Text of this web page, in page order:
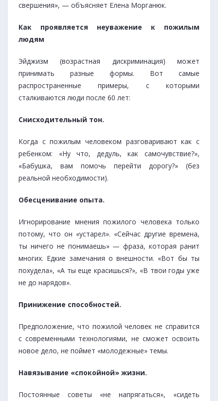
свершения», — объясняет Елена Морганюк.
Как проявляется неуважение к пожилым
людям
Эйджизм (возрастная дискриминация) может
принимать разные формы. Вот самые
распространенные примеры, с которыми
сталкиваются люди после 60 лет:
Снисходительный тон.
Когда с пожилым человеком разговаривают как с
ребенком: «Ну что, дедуль, как самочувствие?»,
«Бабушка, вам помочь перейти дорогу?» (без
реальной необходимости).
Обесценивание опыта.
Игнорирование мнения пожилого человека только
потому, что он «устарел». «Сейчас другие времена,
ты ничего не понимаешь» — фраза, которая ранит
многих. Едкие замечания о внешности. «Вот бы ты
похудела», «А ты еще красишься?», «В твои годы уже
не до нарядов».
Принижение способностей.
Предположение, что пожилой человек не справится
с современными технологиями, не сможет освоить
новое дело, не поймет «молодежные» темы.
Навязывание «спокойной» жизни.
Постоянные советы «не напрягаться», «сидеть